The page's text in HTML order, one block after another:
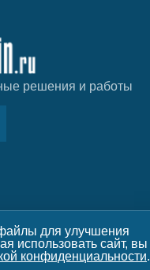
решения и работы
для улучшения
использовать сайт, вы
конфиденциальности.